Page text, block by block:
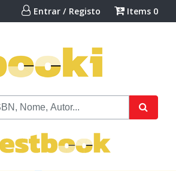
Entrar / Registo Items 0